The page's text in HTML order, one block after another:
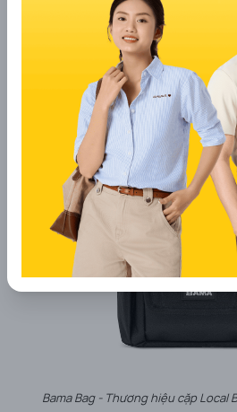
Bama Bag - Thương hiệu cặp Local